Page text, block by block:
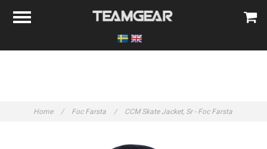
Home / Foc Farsta / CCM Skate Jacket, Sr - Foc Farsta